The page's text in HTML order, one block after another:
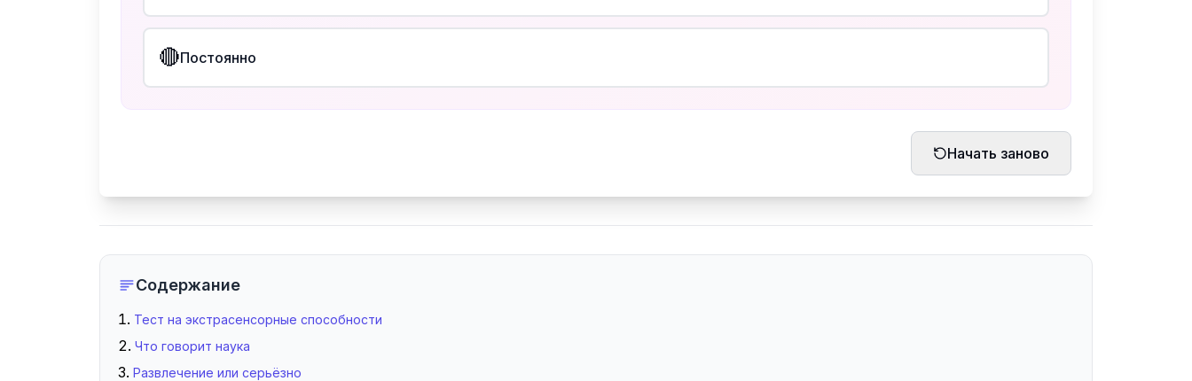
🔴Постоянно
Начать заново
Содержание
Тест на экстрасенсорные способности
Что говорит наука
Развлечение или серьёзно